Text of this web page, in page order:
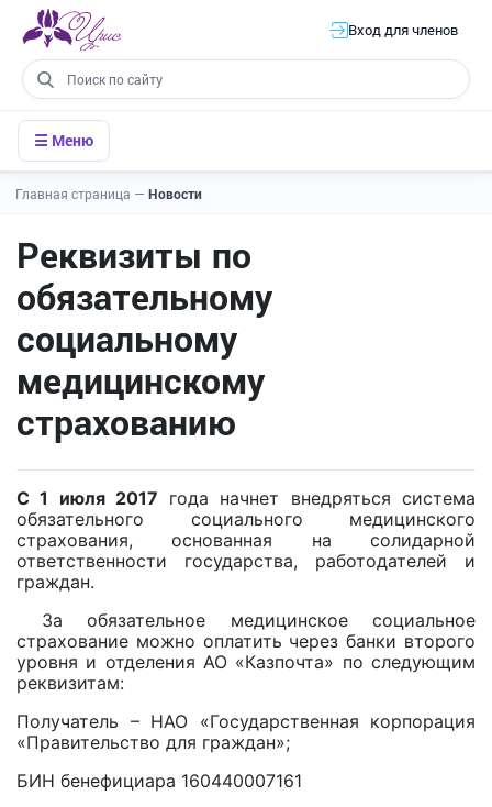
Вход для членов
☰ Меню
Главная страница — Новости
Реквизиты по
обязательному
социальному
медицинскому
страхованию
С 1 июля 2017 года начнет внедряться система
обязательного социального медицинского
страхования, основанная на солидарной
ответственности государства, работодателей и
граждан.
За обязательное медицинское социальное
страхование можно оплатить через банки второго
уровня и отделения АО «Казпочта» по следующим
реквизитам:
Получатель – НАО «Государственная корпорация
«Правительство для граждан»;
БИН бенефициара 160440007161